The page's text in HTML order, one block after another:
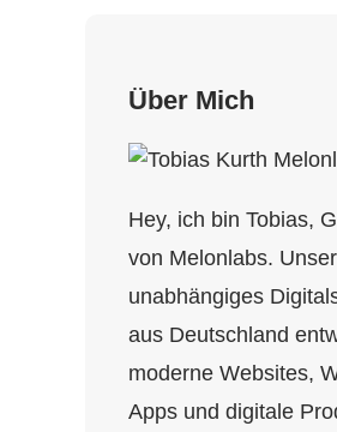
Über Mich
Hey, ich bin Tobias,
von Melonlabs. Unser
unabhängiges
aus Deutschland
moderne Websites,
Apps und digitale